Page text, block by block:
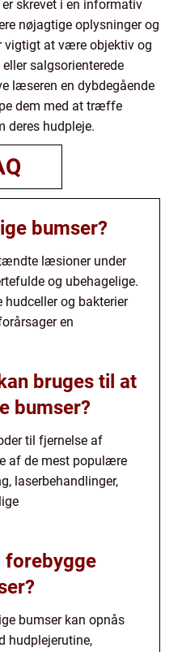
skrevet i en informativ
nøjagtige oplysninger og
vigtigt at være objektiv og
salgsorienterede
læseren en dybdegående
dem med at træffe
deres hudpleje.
bumser?
læsioner under
og ubehagelige.
hudceller og bakterier
en
bruges til at
bumser?
til fjernelse af
af de mest populære
laserbehandlinger,
forebygge
bumser kan opnås
hudplejerutine,